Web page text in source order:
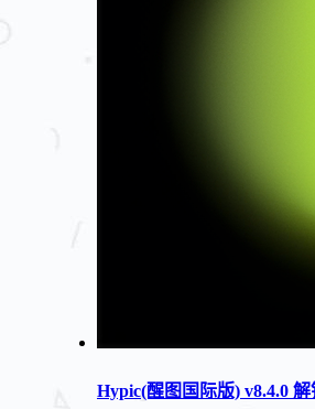
Hypic(醒图国际版) v8.4.0 解